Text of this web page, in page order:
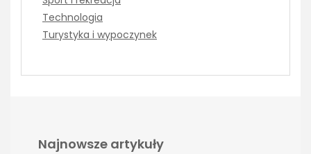
Technologia
Turystyka i wypoczynek
Najnowsze artykuły